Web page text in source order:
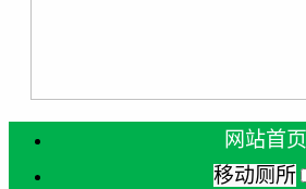
网站首页
移动厕所